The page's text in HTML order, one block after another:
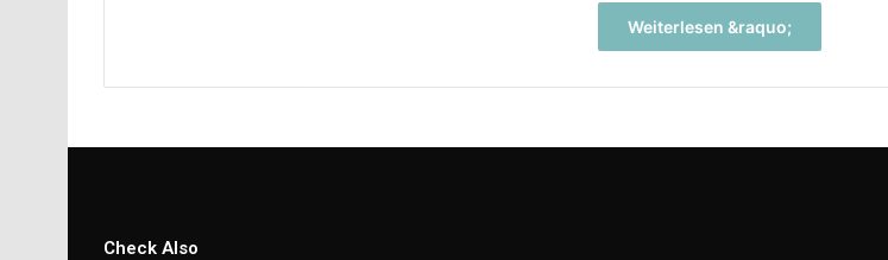
Weiterlesen &raquo;
Check Also